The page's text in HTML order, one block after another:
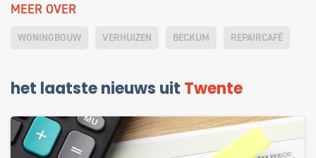
MEER OVER
WONINGBOUW VERHUIZEN BECKUM REPAIRCAFÉ
het laatste nieuws uit Twente